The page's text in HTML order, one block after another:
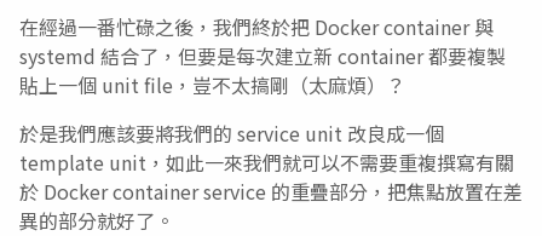
在經過一番忙碌之後，我們終於把 Docker container 與
systemd 結合了，但要是每次建立新 container 都要複製
貼上一個 unit file，豈不太搞剛（太麻煩）？
於是我們應該要將我們的 service unit 改良成一個
template unit，如此一來我們就可以不需要重複撰寫有關
於 Docker container service 的重疊部分，把焦點放置在差
異的部分就好了。